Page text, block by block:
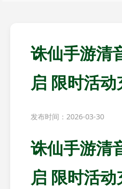
诛仙手游清
启 限时活
发布时间：2026-03-30
诛仙手游清
启 限时活